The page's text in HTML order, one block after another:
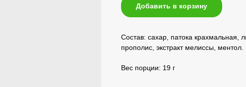
Добавить в корзину
Состав: сахар, патока крахмальная,
прополис, экстракт мелиссы, ментол.
Вес порции: 19 г